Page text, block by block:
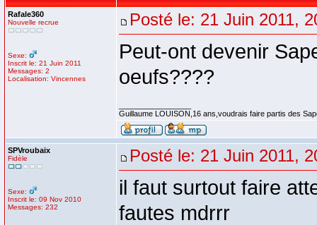
Rafale360
Nouvelle recrue
Sexe:
Inscrit le: 21 Juin 2011
Messages: 2
Localisation: Vincennes
Posté le: 21 Juin 2011,
Peut-ont devenir
oeufs????
Guillaume LOUISON,16 ans,voudrais faire partis des
SPVroubaix
Fidèle
Sexe:
Inscrit le: 09 Nov 2010
Messages: 232
Posté le: 21 Juin 2011,
il faut surtout faire
fautes mdrrr